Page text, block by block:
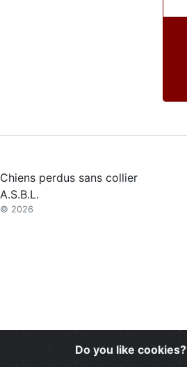
Chiens perdus sans collier
A.S.B.L.
© 2026
Do you like cookies?